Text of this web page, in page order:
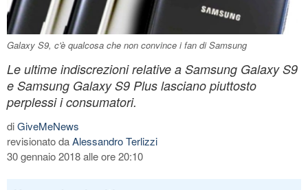
Galaxy S9, c'è qualcosa che non convince i fan di Samsung
Le ultime indiscrezioni relative a Samsung Galaxy S9
e Samsung Galaxy S9 Plus lasciano piuttosto
perplessi i consumatori.
diGiveMeNews
revisionato daAlessandro Terlizzi
30 gennaio 2018 alle ore 20:10